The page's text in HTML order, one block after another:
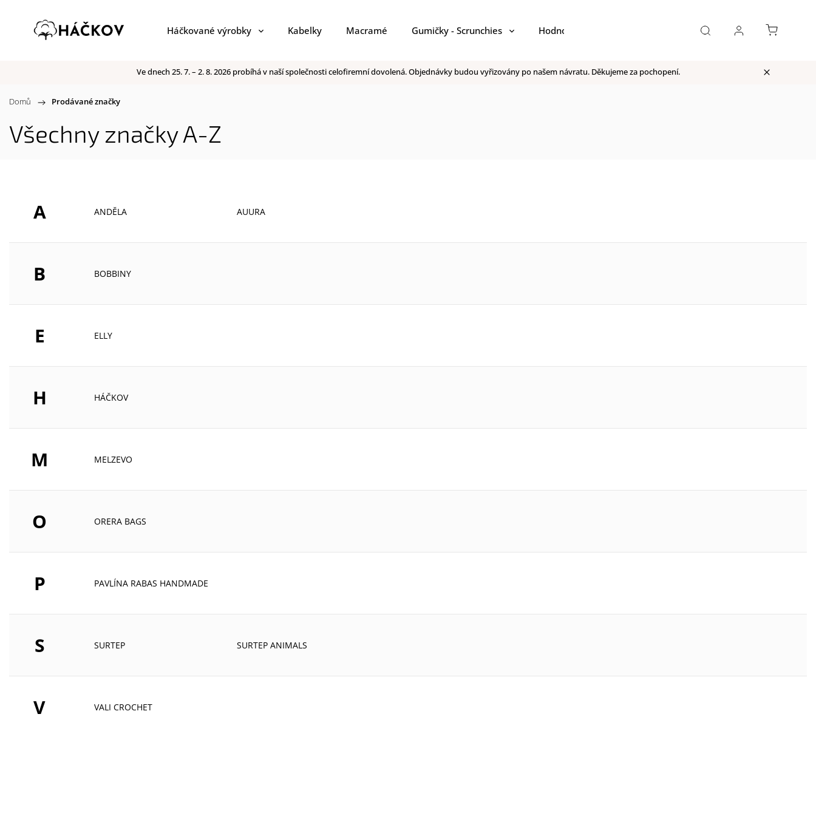
Háčkované výrobky Kabelky Macramé Gumičky - Scrunchies Hodnocení obchodu Moje objednávka
Ve dnech 25. 7. – 2. 8. 2026 probíhá v naší společnosti celofiremní dovolená. Objednávky budou vyřizovány po našem návratu. Děkujeme za pochopení.
Domů / Prodávané značky
Všechny značky A-Z
A ANDĚLA AUURA
B BOBBINY
E ELLY
H HÁČKOV
M MELZEVO
O ORERA BAGS
P PAVLÍNA RABAS HANDMADE
S SURTEP SURTEP ANIMALS
V VALI CROCHET